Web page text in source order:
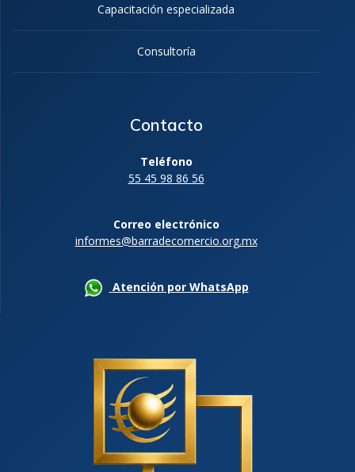
Capacitación especializada
Consultoría
Contacto
Teléfono
55 45 98 86 56
Correo electrónico
informes@barradecomercio.org.mx
Atención por WhatsApp